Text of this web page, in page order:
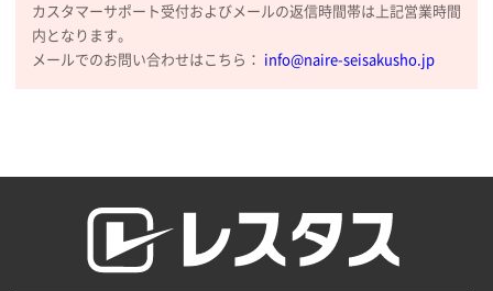
カスタマーサポート受付およびメールの返信時間帯は上記営業時間
内となります。
メールでのお問い合わせはこちら： info@naire-seisakusho.jp